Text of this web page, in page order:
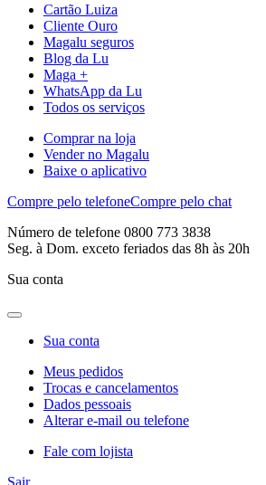
Cartão Luiza
Cliente Ouro
Magalu seguros
Blog da Lu
Maga +
WhatsApp da Lu
Todos os serviços
Comprar na loja
Vender no Magalu
Baixe o aplicativo
Compre pelo telefoneCompre pelo chat
Número de telefone 0800 773 3838
Seg. à Dom. exceto feriados das 8h às 20h
Sua conta
Sua conta
Meus pedidos
Trocas e cancelamentos
Dados pessoais
Alterar e-mail ou telefone
Fale com lojista
Sair